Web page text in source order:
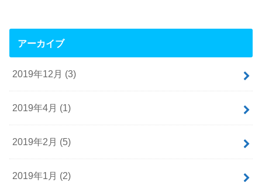
アーカイブ
2019年12月 (3)
2019年4月 (1)
2019年2月 (5)
2019年1月 (2)